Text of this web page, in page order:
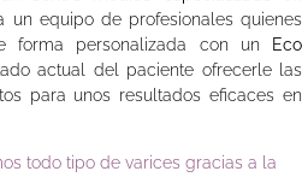
un equipo de profesionales quienes
forma personalizada con un
Eco
actual del paciente ofrecerle las
para unos resultados eficaces en
todo tipo de varices gracias a la